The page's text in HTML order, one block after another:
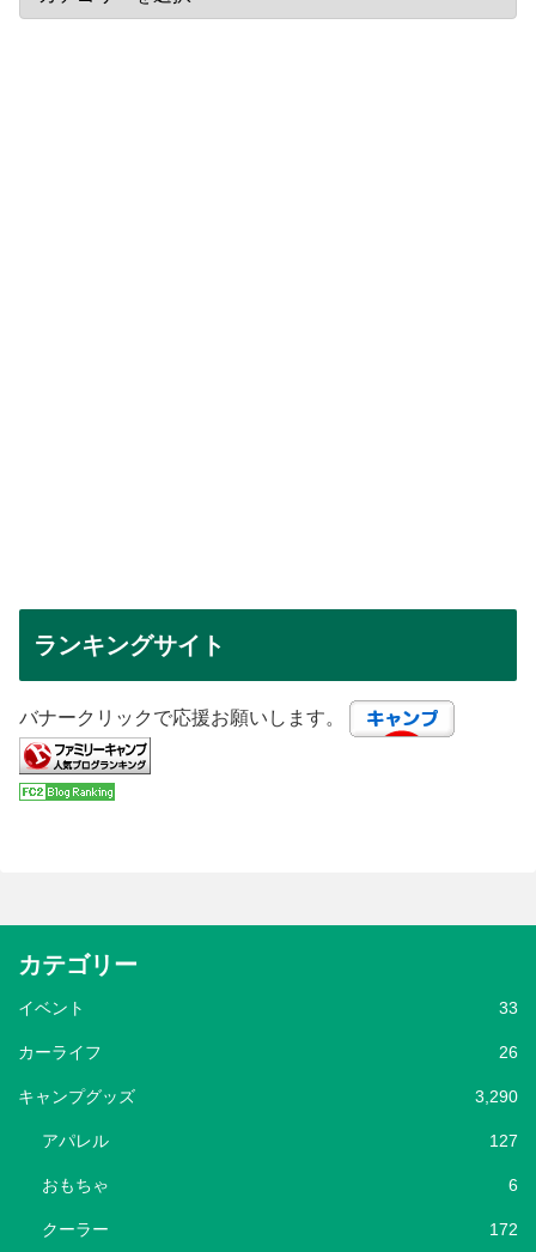
ランキングサイト
バナークリックで応援お願いします。
カテゴリー
イベント 33
カーライフ 26
キャンプグッズ 3,290
アパレル 127
おもちゃ 6
クーラー 172